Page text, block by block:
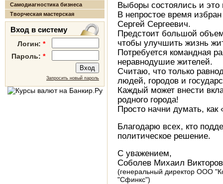
Самодиагностика бизнеса
Творческая мастерская
Вход в систему
Логин: *
Пароль: *
Запросить новый пароль
Выборы состоялись и это
В непростое время избран
Сергей Сергеевич.
Предстоит большой
чтобы улучшить жизнь
Потребуется командная
неравнодушие жителей.
Считаю, что только
людей, городов и
Каждый может внести
родного города!
Просто начни думать, как
Благодарю всех, кто
политическое решение.
С уважением,
Соболев Михаил
(генеральный директор ООО
"Сфинкс")